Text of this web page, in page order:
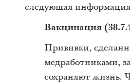
следующая
Вакцинация
Прививки,
медработниками,
сохраняют жизнь.